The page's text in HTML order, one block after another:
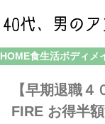
HOME食生活ボディメ
【早期退職
FIRE お得半